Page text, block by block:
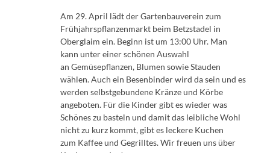
Am 29. April lädt der Gartenbauverein zum
Frühjahrspflanzenmarkt beim Betzstadel in
Oberglaim ein. Beginn ist um 13:00 Uhr. Man
kann unter einer schönen Auswahl
an Gemüsepflanzen, Blumen sowie Stauden
wählen. Auch ein Besenbinder wird da sein und es
werden selbstgebundene Kränze und Körbe
angeboten. Für die Kinder gibt es wieder was
Schönes zu basteln und damit das leibliche Wohl
nicht zu kurz kommt, gibt es leckere Kuchen
zum Kaffee und Gegrilltes. Wir freuen uns über